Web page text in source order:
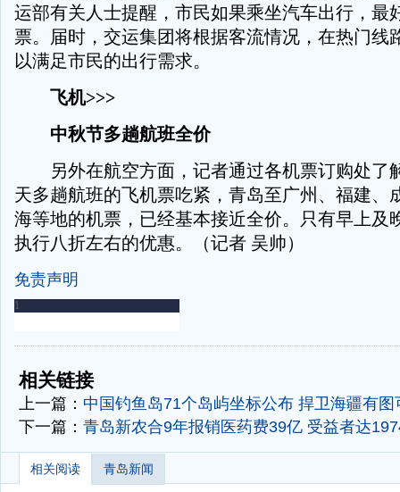
运部有关人士提醒，市民如果乘坐汽车出行，最
票。届时，交运集团将根据客流情况，在热门线
以满足市民的出行需求。
飞机>>>
中秋节多趟航班全价
另外在航空方面，记者通过各机票订购处了
天多趟航班的飞机票吃紧，青岛至广州、福建、
海等地的机票，已经基本接近全价。只有早上及
执行八折左右的优惠。（记者 吴帅）
免责声明
-
相关链接
上一篇： 中国钓鱼岛71个岛屿坐标公布 捍卫海疆有图
下一篇： 青岛新农合9年报销医药费39亿 受益者达
相关阅读 青岛新闻